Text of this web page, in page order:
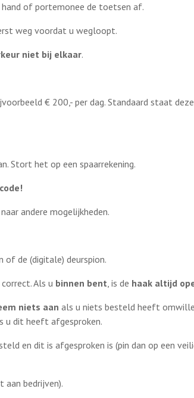
of portemonee de toetsen af.
weg voordat u wegloopt.
niet bij elkaar.
€ 200,- per dag. Standaard staat
Stort het op een spaarrekening.
andere mogelijkheden.
of de (digitale) deurspion.
Als u binnen bent, is de haak altijd
niets aan als u niets besteld heeft
u dit heeft afgesproken.
en dit is afgesproken is (pin dan op een
aan bedrijven).